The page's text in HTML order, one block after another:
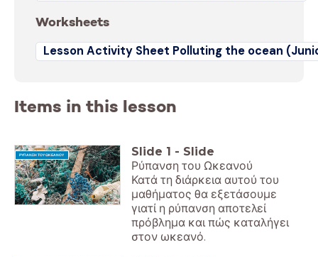
Worksheets
Lesson Activity Sheet Polluting the ocean
Items in this lesson
ΡΥΠΑΝΣΗ ΤΟΥ ΩΚΕΑΝΟΥ Slide 1 - Slide
Ρύπανση του Ωκεανού
Κατά τη διάρκεια αυτού του
μαθήματος θα εξετάσουμε
γιατί η ρύπανση αποτελεί
πρόβλημα και πώς καταλήγει
στον ωκεανό.